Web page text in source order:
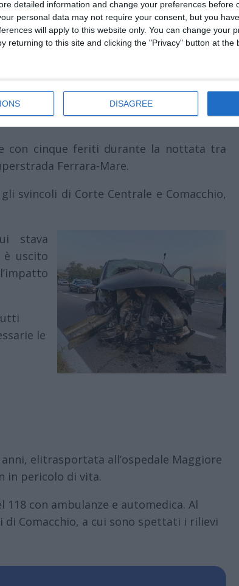
detailed information and change your preferences before
personal data may not require your consent, but you
will apply to this website only. You can change your
returning to this site and clicking the "Privacy" button at the
DISAGREE
con cinque feriti durante la nottata tra
Ferrara-Mare.
svincoli di Corte Centrale e Comacchio,
stava
uscito
le
elitrasportata all’ospedale Maggiore
in pericolo di vita.
con ambulanze e automedica. Al
Comacchio, a cui sono spettati i rilievi